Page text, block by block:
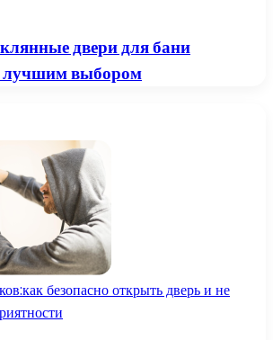
двери для бани
лучшим выбором
безопасно открыть дверь и не